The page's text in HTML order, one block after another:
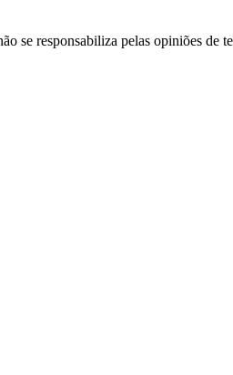
se responsabiliza pelas opiniões de